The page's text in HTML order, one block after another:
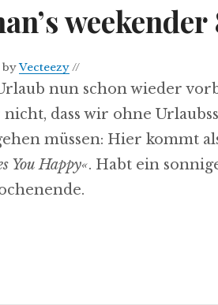
byVecteezy//
nun schon wieder
nicht, dass wir ohne
müssen: Hier kommt
You Happy«. Habt ein
80 // 3.9.2021“